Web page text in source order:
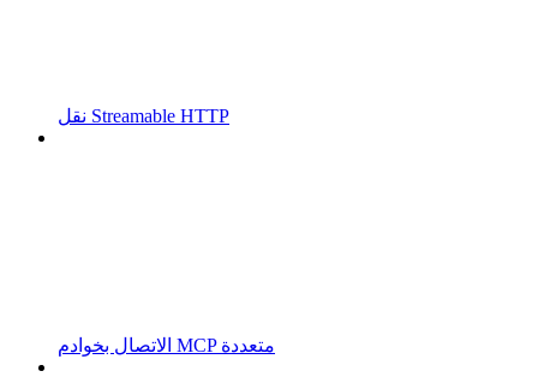
نقل Streamable HTTP
الاتصال بخوادم MCP متعددة